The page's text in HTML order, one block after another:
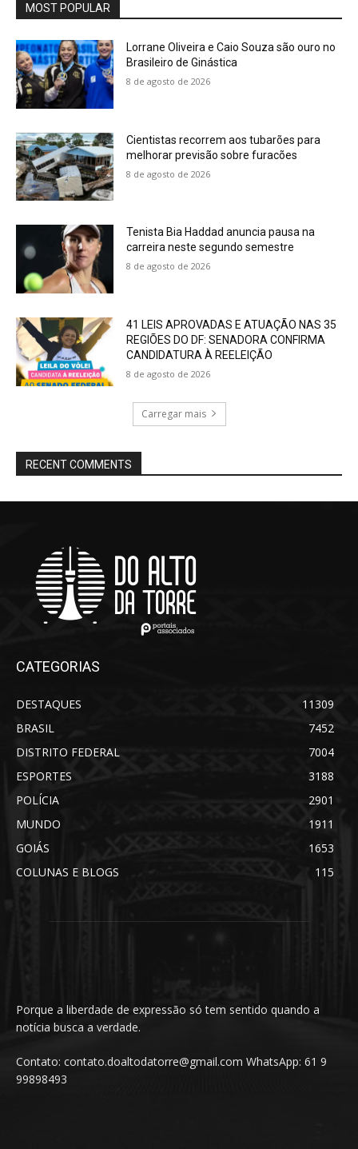
MOST POPULAR
Lorrane Oliveira e Caio Souza são ouro no
Brasileiro de Ginástica
8 de agosto de 2026
Cientistas recorrem aos tubarões para
melhorar previsão sobre furacões
8 de agosto de 2026
Tenista Bia Haddad anuncia pausa na
carreira neste segundo semestre
8 de agosto de 2026
41 LEIS APROVADAS E ATUAÇÃO NAS 35
REGIÕES DO DF: SENADORA CONFIRMA
CANDIDATURA À REELEIÇÃO
8 de agosto de 2026
Carregar mais
RECENT COMMENTS
CATEGORIAS
DESTAQUES
11309
BRASIL
7452
DISTRITO FEDERAL
7004
ESPORTES
3188
POLÍCIA
2901
MUNDO
1911
GOIÁS
1653
COLUNAS E BLOGS
115
Porque a liberdade de expressão só tem sentido quando a
notícia busca a verdade.
Contato: contato.doaltodatorre@gmail.com WhatsApp: 61 9
99898493